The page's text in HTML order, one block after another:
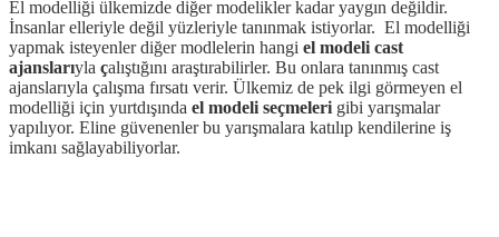
El modelliği ülkemizde diğer modelikler kadar yaygın değildir.
İnsanlar elleriyle değil yüzleriyle tanınmak istiyorlar. El modelliği
yapmak isteyenler diğer modlelerin hangi el modeli cast
ajanslarıyla çalıştığını araştırabilirler. Bu onlara tanınmış cast
ajanslarıyla çalışma fırsatı verir. Ülkemiz de pek ilgi görmeyen el
modelliği için yurtdışında el modeli seçmeleri gibi yarışmalar
yapılıyor. Eline güvenenler bu yarışmalara katılıp kendilerine iş
imkanı sağlayabiliyorlar.